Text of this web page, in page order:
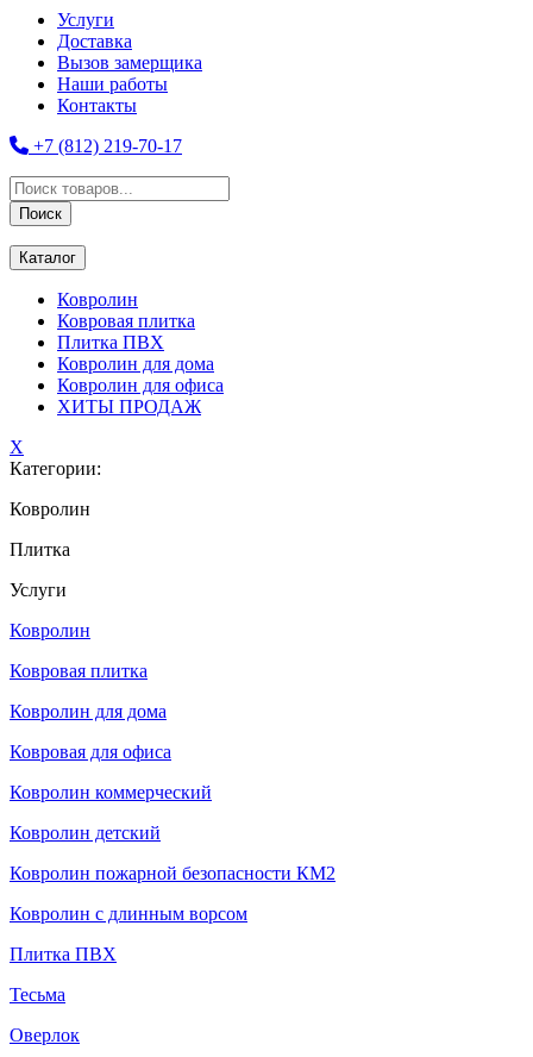
Услуги
Доставка
Вызов замерщика
Наши работы
Контакты
+7 (812) 219-70-17
Поиск
товаров
Поиск
Каталог
Ковролин
Ковровая плитка
Плитка ПВХ
Ковролин для дома
Ковролин для офиса
ХИТЫ ПРОДАЖ
X
Категории:
Ковролин
Плитка
Услуги
Ковролин
Ковровая плитка
Ковролин для дома
Ковровая для офиса
Ковролин коммерческий
Ковролин детский
Ковролин пожарной безопасности КМ2
Ковролин с длинным ворсом
Плитка ПВХ
Тесьма
Оверлок